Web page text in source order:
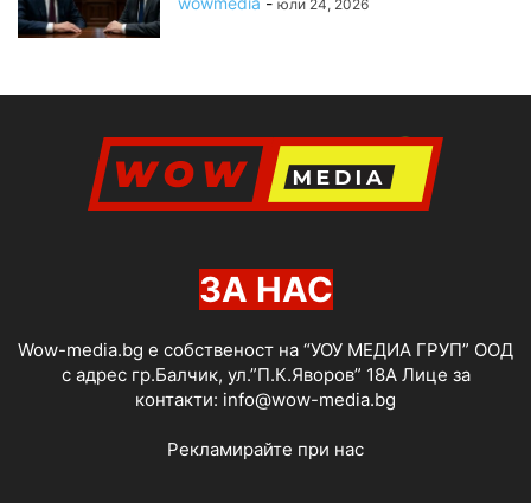
юли 24, 2026
ЗА НАС
Wow-media.bg е собственост на “УОУ МЕДИА ГРУП” ООД
с адрес гр.Балчик, ул.”П.К.Яворов” 18А Лице за
контакти: info@wow-media.bg
Рекламирайте при нас